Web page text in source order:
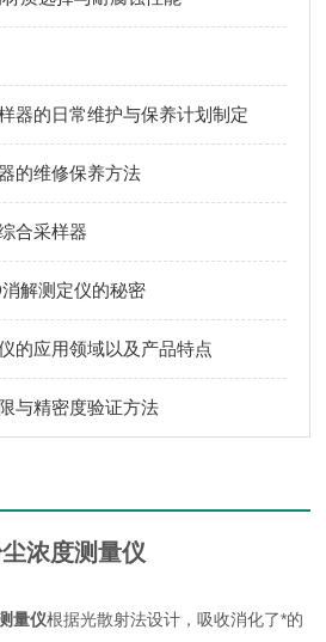
器的日常维护与保养计划制定
的维修保养方法
合采样器
解测定仪的秘密
的应用领域以及产品特点
与精密度验证方法
浓度测量仪
量仪根据光散射法设计，吸收消化了*的